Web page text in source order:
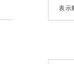
表